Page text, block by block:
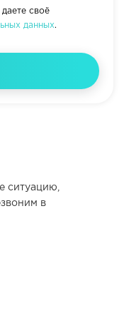
ситуацию,
в
даете своё
данных.